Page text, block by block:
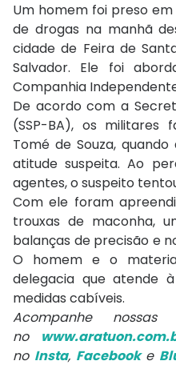
Um homem foi preso
de drogas na manhã
cidade de Feira de
Salvador. Ele foi
Companhia
De acordo com a
(SSP-BA), os militares
Tomé de Souza,
atitude suspeita. Ao
agentes, o suspeito
Com ele foram
trouxas de maconha,
balanças de precisão e
O homem e o
delegacia que atende
medidas cabíveis.
Acompanhe
no
no Insta, Facebooke